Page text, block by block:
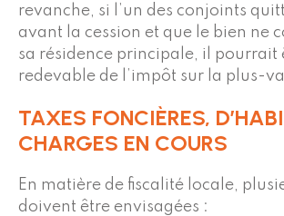
revanche, si l’un des conjoints
avant la cession et que le bien ne
sa résidence principale, il pourrait
redevable de l’impôt sur la plus-
TAXES FONCIÈRES,
CHARGES EN COURS
En matière de fiscalité locale,
doivent être envisagées :